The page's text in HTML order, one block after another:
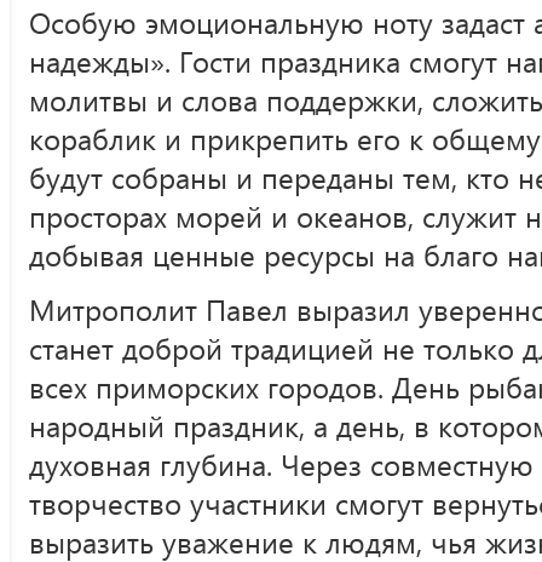
Особую эмоциональную ноту задаст
надежды». Гости праздника смогут
молитвы и слова поддержки,
кораблик и прикрепить его к
будут собраны и переданы тем, кто
просторах морей и океанов, служит
добывая ценные ресурсы на благо
Митрополит Павел выразил
станет доброй традицией не только
всех приморских городов. День
народный праздник, а день, в
духовная глубина. Через
творчество участники смогут
выразить уважение к людям, чья